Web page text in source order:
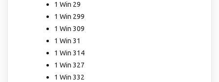
1 Win 29
1 Win 299
1 Win 309
1 Win 31
1 Win 314
1 Win 327
1 Win 332